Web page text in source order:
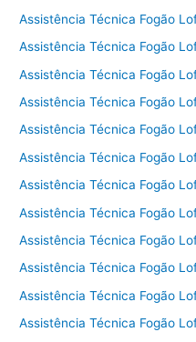
Assistência Técnica Fogão
Assistência Técnica Fogão
Assistência Técnica Fogão
Assistência Técnica Fogão
Assistência Técnica Fogão
Assistência Técnica Fogão
Assistência Técnica Fogão
Assistência Técnica Fogão
Assistência Técnica Fogão
Assistência Técnica Fogão
Assistência Técnica Fogão
Assistência Técnica Fogão